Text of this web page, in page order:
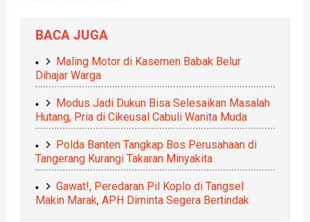
BACA JUGA
Maling Motor di Kasemen Babak Belur
Dihajar Warga
Modus Jadi Dukun Bisa Selesaikan Masalah
Hutang, Pria di Cikeusal Cabuli Wanita Muda
Polda Banten Tangkap Bos Perusahaan di
Tangerang Kurangi Takaran Minyakita
Gawat!, Peredaran Pil Koplo di Tangsel
Makin Marak, APH Diminta Segera Bertindak